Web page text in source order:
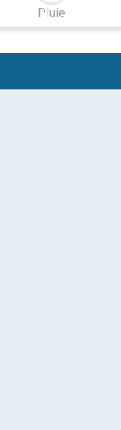
Pluie